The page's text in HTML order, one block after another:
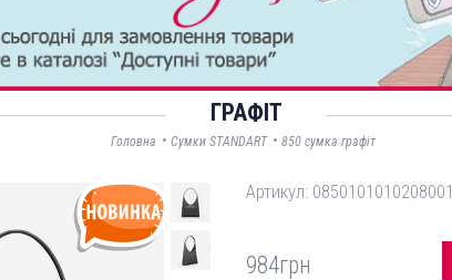
ГРАФІТ
Головна • Сумки STANDART • 850 сумка графіт
Артикул: 0850101010208001
984грн